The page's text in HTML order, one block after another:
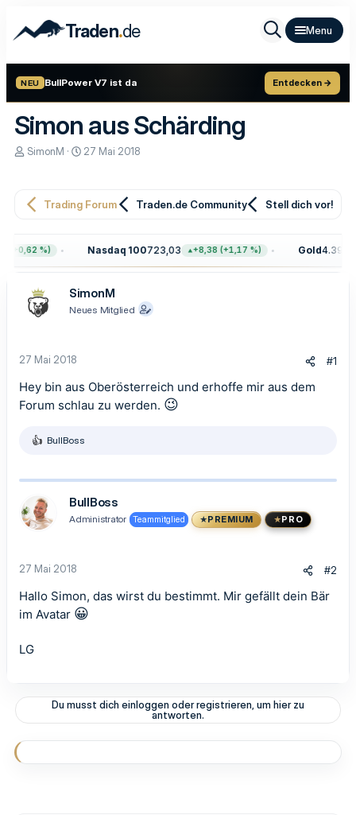
Traden.de
NEU BullPower V7 ist da Entdecken →
Simon aus Schärding
E
e
r
SimonM
E
e
a
m
27 Mai 2018
Trading Forum Traden.de Community Stell dich vor!
(+0,62 %) Nasdaq 100723,03 +8,38 (+1,17 %) Gold
SimonM
Neues Mitglied
27 Mai 2018 #1
Hey bin aus Oberösterreich und erhoffe mir aus dem
Forum schlau zu werden. 😉
R
k
o
BullBoss
BullBoss
Administrator Teammitglied PREMIUM PRO
27 Mai 2018 #2
Hallo Simon, das wirst du bestimmt. Mir gefällt dein Bär
im Avatar 😀
LG
Du musst dich einloggen oder registrieren, um hier zu
antworten.